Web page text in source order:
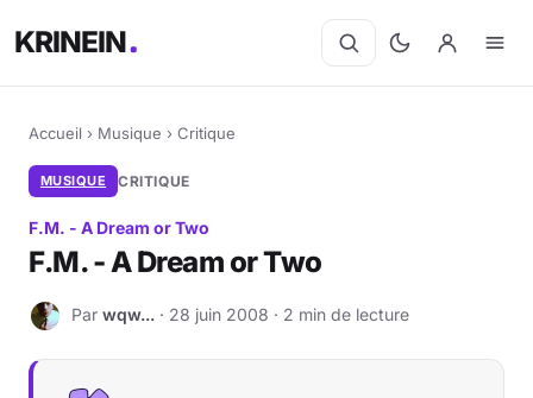
KRINEIN
Accueil › Musique › Critique
MUSIQUE CRITIQUE
F.M. - A Dream or Two
F.M. - A Dream or Two
W Par wqw... · 28 juin 2008 · 2 min de lecture